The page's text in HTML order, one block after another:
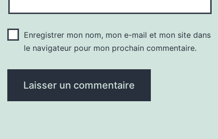
Enregistrer mon nom, mon e-mail et mon site dans
le navigateur pour mon prochain commentaire.